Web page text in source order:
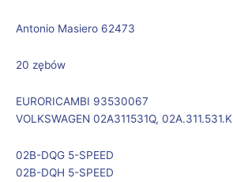
Antonio Masiero 62473
20 zębów
EURORICAMBI 93530067
VOLKSWAGEN 02A311531Q, 02A.311.531.K
02B-DQG 5-SPEED
02B-DQH 5-SPEED